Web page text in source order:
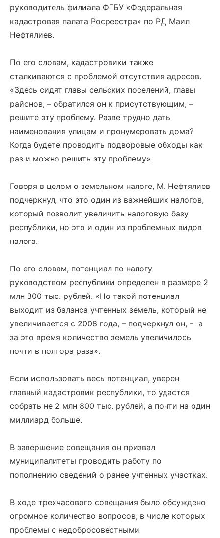
руководитель филиала ФГБУ «Федеральная
кадастровая палата Росреестра» по РД Маил
Нефтялиев.
По его словам, кадастровики также
сталкиваются с проблемой отсутствия адресов.
«Здесь сидят главы сельских поселений, главы
районов, – обратился он к присутствующим, –
решите эту проблему. Разве трудно дать
наименования улицам и пронумеровать дома?
Когда будете проводить подворовые обходы как
раз и можно решить эту проблему».
Говоря в целом о земельном налоге, М. Нефтялиев
подчеркнул, что это один из важнейших налогов,
который позволит увеличить налоговую базу
республики, но это и один из проблемных видов
налога.
По его словам, потенциал по налогу
руководством республики определен в размере 2
млн 800 тыс. рублей. «Но такой потенциал
выходит из баланса учтенных земель, который не
увеличивается с 2008 года, – подчеркнул он, – а
за это время количество земель увеличилось
почти в полтора раза».
Если использовать весь потенциал, уверен
главный кадастровик республики, то удастся
собрать не 2 млн 800 тыс. рублей, а почти на один
миллиард больше.
В завершение совещания он призвал
муниципалитеты проводить работу по
пополнению сведений о ранее учтенных участках.
В ходе трехчасового совещания было обсуждено
огромное количество вопросов, в числе которых
проблемы с недобросовестными